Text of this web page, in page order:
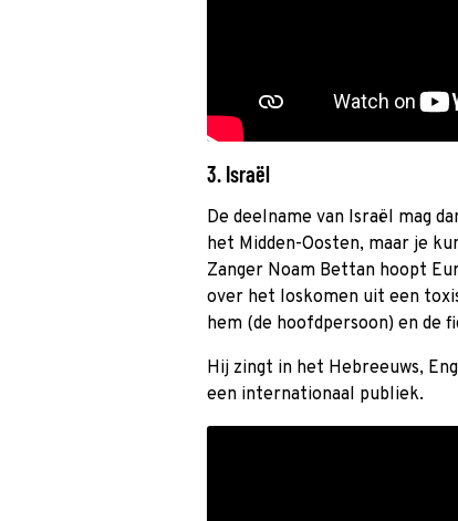
3. Israël
De deelname van Israël mag
het Midden-Oosten, maar je
Zanger Noam Bettan hoopt
over het loskomen uit een
hem (de hoofdpersoon) en de
Hij zingt in het Hebreeuws,
een internationaal publiek.